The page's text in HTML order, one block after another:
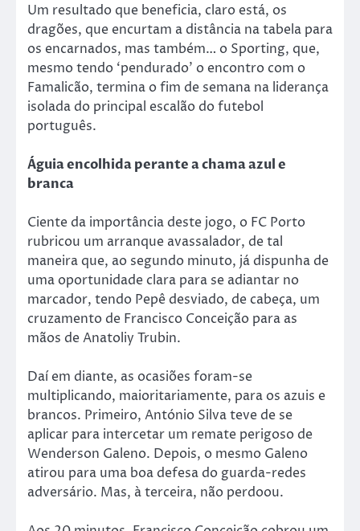
Um resultado que beneficia, claro está, os
dragões, que encurtam a distância na tabela para
os encarnados, mas também… o Sporting, que,
mesmo tendo ‘pendurado’ o encontro com o
Famalicão, termina o fim de semana na liderança
isolada do principal escalão do futebol
português.
Águia encolhida perante a chama azul e
branca
Ciente da importância deste jogo, o FC Porto
rubricou um arranque avassalador, de tal
maneira que, ao segundo minuto, já dispunha de
uma oportunidade clara para se adiantar no
marcador, tendo Pepê desviado, de cabeça, um
cruzamento de Francisco Conceição para as
mãos de Anatoliy Trubin.
Daí em diante, as ocasiões foram-se
multiplicando, maioritariamente, para os azuis e
brancos. Primeiro, António Silva teve de se
aplicar para intercetar um remate perigoso de
Wenderson Galeno. Depois, o mesmo Galeno
atirou para uma boa defesa do guarda-redes
adversário. Mas, à terceira, não perdoou.